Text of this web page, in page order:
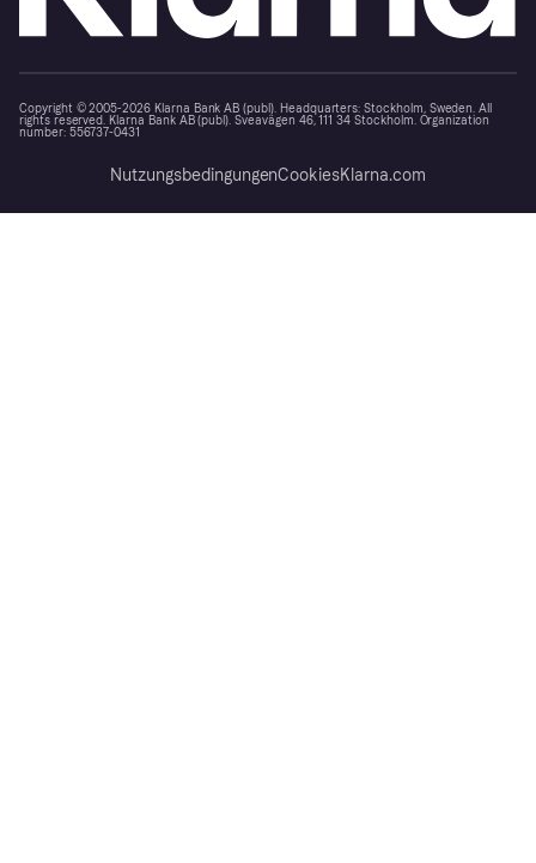
Copyright © 2005-2026 Klarna Bank AB (publ). Headquarters: Stockholm, Sweden. All
rights reserved. Klarna Bank AB (publ). Sveavägen 46, 111 34 Stockholm. Organization
number: 556737-0431
NutzungsbedingungenCookiesKlarna.com